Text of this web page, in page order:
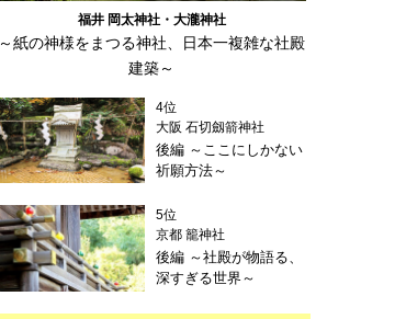
福井 岡太神社・大瀧神社
～紙の神様をまつる神社、日本一複雑な社殿
建築～
4位
大阪 石切劔箭神社
後編 ～ここにしかない
祈願方法～
5位
京都 籠神社
後編 ～社殿が物語る、
深すぎる世界～